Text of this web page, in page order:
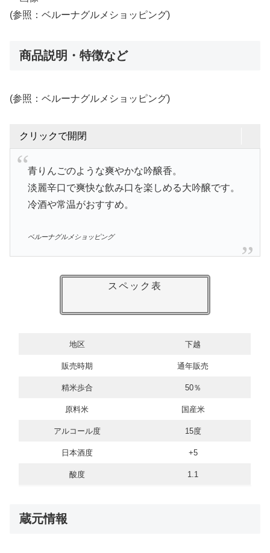
(参照：ベルーナグルメショッピング)
商品説明・特徴など
(参照：ベルーナグルメショッピング)
クリックで開閉
青りんごのような爽やかな吟醸香。
淡麗辛口で爽快な飲み口を楽しめる大吟醸です。
冷酒や常温がおすすめ。
ベルーナグルメショッピング
スペック表
地区 下越
販売時期 通年販売
精米歩合 50％
原料米 国産米
アルコール度 15度
日本酒度 +5
酸度 1.1
蔵元情報